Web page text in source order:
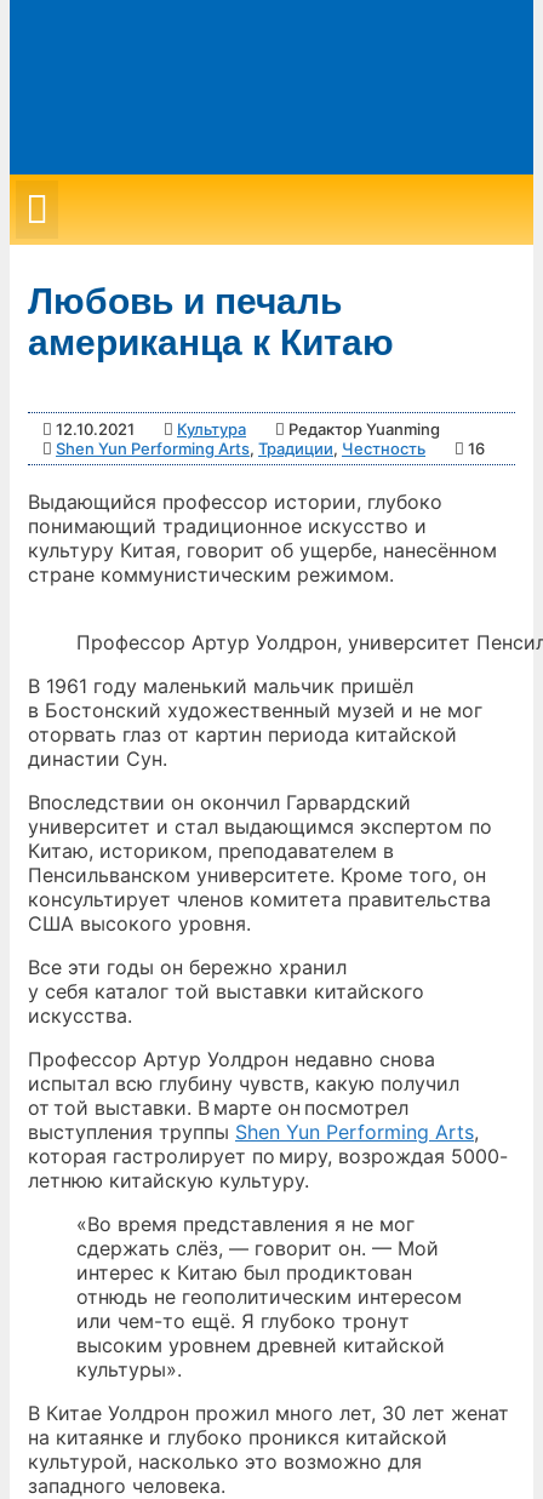
Любовь и печаль
американца к Китаю
12.10.2021 Культура
Редактор Yuanming
Shen Yun Performing Arts, Традиции, Честность 16
Выдающийся профессор истории, глубоко
понимающий традиционное искусство и
культуру Китая, говорит об ущербе, нанесённом
стране коммунистическим режимом.
Профессор Артур Уолдрон, университет
В 1961 году маленький мальчик пришёл
в Бостонский художественный музей и не мог
оторвать глаз от картин периода китайской
династии Сун.
Впоследствии он окончил Гарвардский
университет и стал выдающимся экспертом по
Китаю, историком, преподавателем в
Пенсильванском университете. Кроме того, он
консультирует членов комитета правительства
США высокого уровня.
Все эти годы он бережно хранил
у себя каталог той выставки китайского
искусства.
Профессор Артур Уолдрон недавно снова
испытал всю глубину чувств, какую получил
от той выставки. В марте он посмотрел
выступления труппы Shen Yun Performing Arts,
которая гастролирует по миру, возрождая 5000-
летнюю китайскую культуру.
«Во время представления я не мог
сдержать слёз, — говорит он. — Мой
интерес к Китаю был продиктован
отнюдь не геополитическим интересом
или чем-то ещё. Я глубоко тронут
высоким уровнем древней китайской
культуры».
В Китае Уолдрон прожил много лет, 30 лет женат
на китаянке и глубоко проникся китайской
культурой, насколько это возможно для
западного человека.